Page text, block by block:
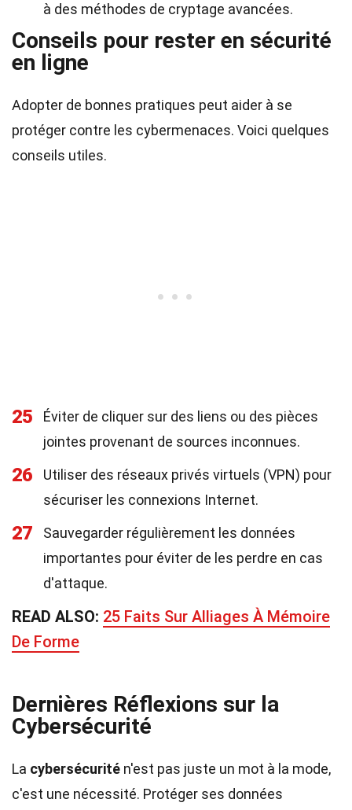
à des méthodes de cryptage avancées.
Conseils pour rester en sécurité
en ligne
Adopter de bonnes pratiques peut aider à se
protéger contre les cybermenaces. Voici quelques
conseils utiles.
25
Éviter de cliquer sur des liens ou des pièces
jointes provenant de sources inconnues.
26
Utiliser des réseaux privés virtuels (VPN) pour
sécuriser les connexions Internet.
27
Sauvegarder régulièrement les données
importantes pour éviter de les perdre en cas
d'attaque.
READ ALSO: 25 Faits Sur Alliages À Mémoire
De Forme
Dernières Réflexions sur la
Cybersécurité
La cybersécurité n'est pas juste un mot à la mode,
c'est une nécessité. Protéger ses données